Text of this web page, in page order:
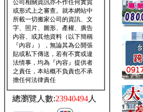
公司相關資訊亦不作任何實質
或形式上之審查。就本網站中
所載一切搬家公司的資訊、文
字、照片、圖形、產權、廣告
內容、或其他資料（以下簡稱
『內容』），無論其為公開張
貼或私下傳送，若有不實或違
法情事，均為『內容』提供者
之責任，本站概不負責也不承
擔任何法律責任
總瀏覽人數:23940494人